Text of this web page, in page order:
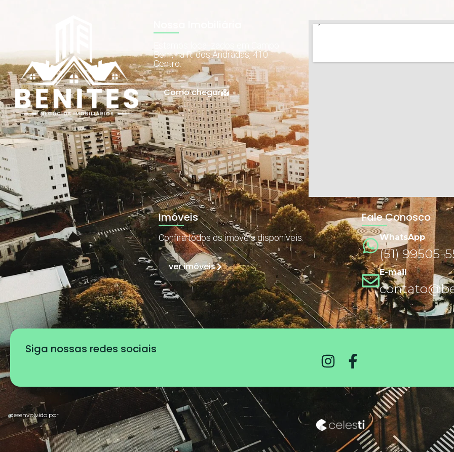
Bom, na R. dos Andradas, 410 -
Centro.
Como chegar
Imóveis
Confira todos os imóveis disponíveis.
ver imóveis
Fale Conosco
WhatsApp
(51) 99505-
E-mail
Siga nossas redes sociais
desenvolvido por